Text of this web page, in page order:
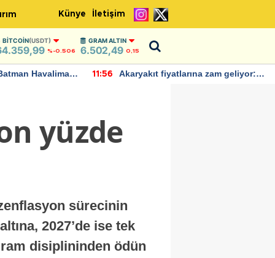
Künye İletişim
BITCOIN(USDT)
%-0.506
GRAM ALTIN
6.502,49 0,15
Havalimanı
11:56
Akaryakıt fiyatlarına zam geliyor:
yüzde
sürecinin
2027’de ise tek
disiplininden ödün